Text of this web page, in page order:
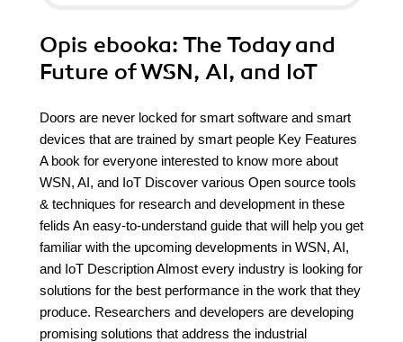
Opis ebooka: The Today and
Future of WSN, AI, and IoT
Doors are never locked for smart software and smart
devices that are trained by smart people Key Features
A book for everyone interested to know more about
WSN, AI, and IoT Discover various Open source tools
& techniques for research and development in these
felids An easy-to-understand guide that will help you get
familiar with the upcoming developments in WSN, AI,
and IoT Description Almost every industry is looking for
solutions for the best performance in the work that they
produce. Researchers and developers are developing
promising solutions that address the industrial